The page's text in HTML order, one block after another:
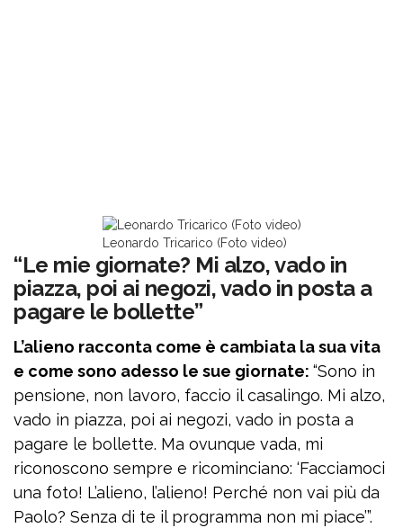
Leonardo Tricarico (Foto video)
“Le mie giornate? Mi alzo, vado in
piazza, poi ai negozi, vado in posta a
pagare le bollette”
L’alieno racconta come è cambiata la sua vita
e come sono adesso le sue giornate: “Sono in
pensione, non lavoro, faccio il casalingo. Mi alzo,
vado in piazza, poi ai negozi, vado in posta a
pagare le bollette. Ma ovunque vada, mi
riconoscono sempre e ricominciano: ‘Facciamoci
una foto! L’alieno, l’alieno! Perché non vai più da
Paolo? Senza di te il programma non mi piace’”.